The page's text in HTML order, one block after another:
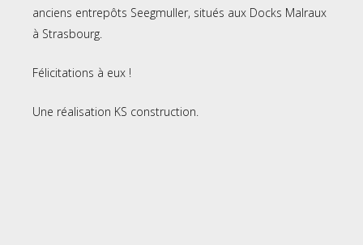
anciens entrepôts Seegmuller, situés aux Docks Malraux
à Strasbourg.
Félicitations à eux !
Une réalisation KS construction.